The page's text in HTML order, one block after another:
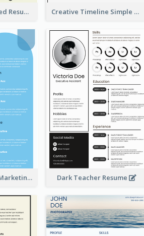
Green Distinguished Resume Creative Timeline Simple Resume
Blue Professional Marketing Resume Dark Teacher Resume